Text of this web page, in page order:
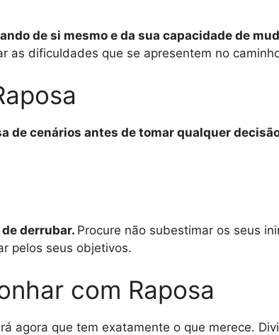
de si mesmo e da sua capacidade de
as dificuldades que se apresentem no
de cenários antes de tomar qualquer
derrubar. Procure não subestimar os seus
pelos seus objetivos.
com Raposa
agora que tem exatamente o que merece.